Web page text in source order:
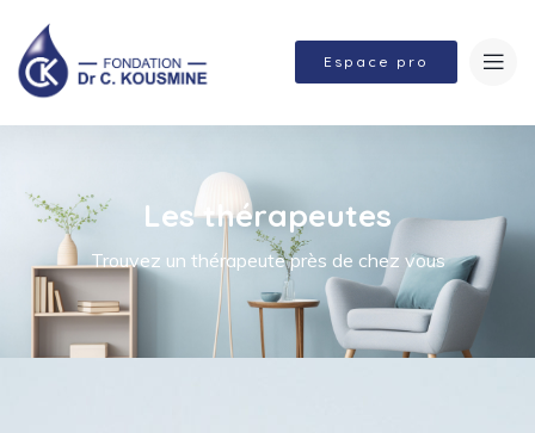
Espace pro
Les thérapeutes
Trouvez un thérapeute près de chez vous